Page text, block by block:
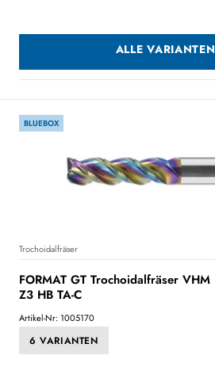
ALLE VARIANTEN
BLUEBOX
Trochoidalfräser
FORMAT GT Trochoidalfräser VHM
Z3 HB TA-C
Artikel-Nr: 1005170
6 VARIANTEN